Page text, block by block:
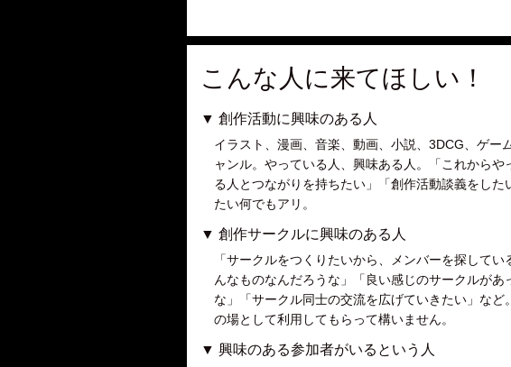
こんな人に来てほしい！
▼ 創作活動に興味のある人
イラスト、漫画、音楽、動画、小説、3DCG、ゲー
ャンル。やっている人、興味ある人。「これからや
る人とつながりを持ちたい」「創作活動談義をした
たい何でもアリ。
▼ 創作サークルに興味のある人
「サークルをつくりたいから、メンバーを探して
んなものなんだろうな」「良い感じのサークルがあ
な」「サークル同士の交流を広げていきたい」など
の場として利用してもらって構いません。
▼ 興味のある参加者がいるという人